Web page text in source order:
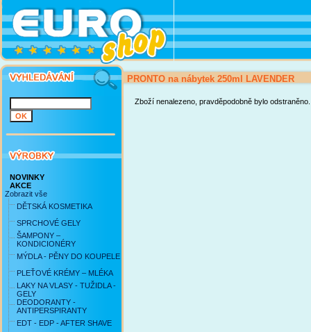
NOVINKY
AKCE
Zobrazit vše
DĚTSKÁ KOSMETIKA
SPRCHOVÉ GELY
ŠAMPONY –
KONDICIONÉRY
MÝDLA - PĚNY DO KOUPELE
PLEŤOVÉ KRÉMY – MLÉKA
LAKY NA VLASY - TUŽIDLA -
GELY
DEODORANTY -
ANTIPERSPIRANTY
EDT - EDP - AFTER SHAVE
PRONTO na nábytek 250ml LAVENDER
Zboží nenalezeno, pravděpodobně bylo odstraněno.